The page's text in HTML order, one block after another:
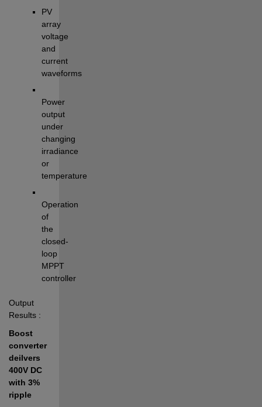
PV
array
voltage
and
current
waveforms
Power
output
under
changing
irradiance
or
temperature
Operation
of
the
closed-
loop
MPPT
controller
Output
Results :
Boost
converter
deilvers
400V DC
with 3%
ripple